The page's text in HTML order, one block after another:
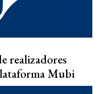
realizadores
Mubi